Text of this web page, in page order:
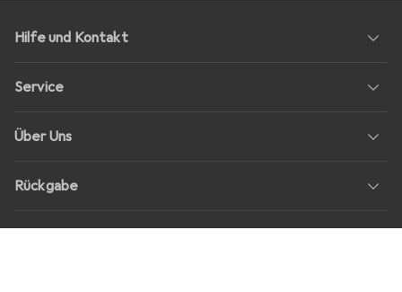
Hilfe und Kontakt
Service
Über Uns
Rückgabe